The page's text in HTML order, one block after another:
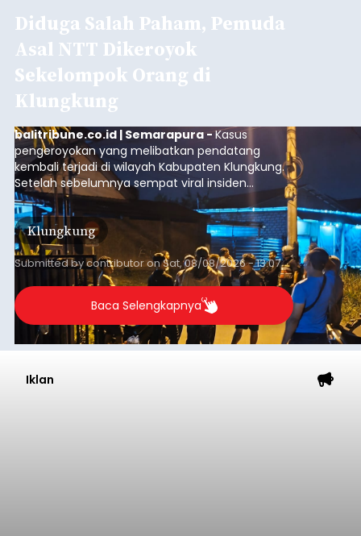
Diduga Salah Paham, Pemuda
Asal NTT Dikeroyok
Sekelompok Orang di
Klungkung
balitribune.co.id | Semarapura -Kasus
pengeroyokan yang melibatkan pendatang
kembali terjadi di wilayah Kabupaten Klungkung.
Setelah sebelumnya sempat viral insiden
keributan di barat Pasar Galiran, peristiwa serupa
kini menimpa seorang pemuda asal Kabupaten
Sumba Barat Daya (SBD), Nusa Tenggara Timur
(NTT).
Klungkung
Submitted bycontributoronSat, 08/08/2026 - 13:07
Baca Selengkapnya
Iklan